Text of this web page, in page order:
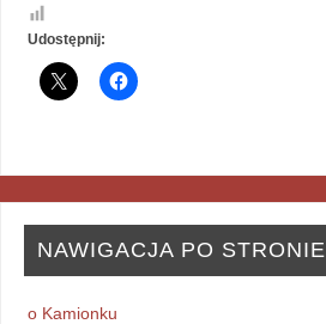
Udostępnij:
NAWIGACJA PO STRONIE
o Kamionku